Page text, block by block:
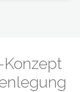
Konzept